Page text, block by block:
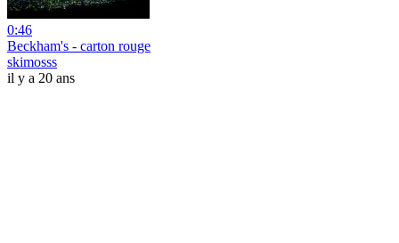
0:46
Beckham's - carton rouge
skimosss
il y a 20 ans